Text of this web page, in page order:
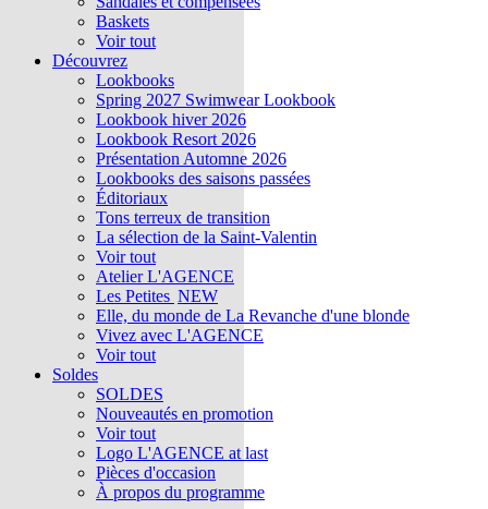
Baskets
Voir tout
Découvrez
Lookbooks
Spring 2027 Swimwear Lookbook
Lookbook hiver 2026
Lookbook Resort 2026
Présentation Automne 2026
Lookbooks des saisons passées
Éditoriaux
Tons terreux de transition
La sélection de la Saint-Valentin
Voir tout
Atelier L'AGENCE
Les Petites NEW
Elle, du monde de La Revanche d'une blonde
Vivez avec L'AGENCE
Voir tout
Soldes
SOLDES
Nouveautés en promotion
Voir tout
Logo L'AGENCE at last
Pièces d'occasion
À propos du programme